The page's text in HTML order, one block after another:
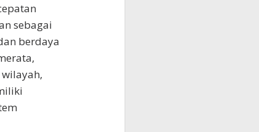
sebagai
berdaya